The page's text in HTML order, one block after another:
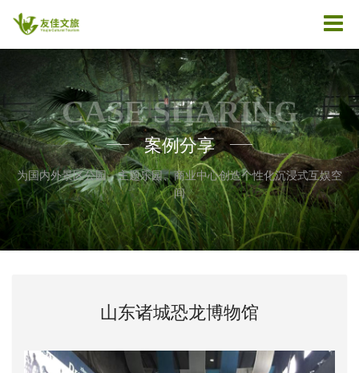
CASE SHARING
—— 案例分享 ——
为国内外景区公园、主题乐园、商业中心创造个性化沉浸式互娱空
间
山东诸城恐龙博物馆